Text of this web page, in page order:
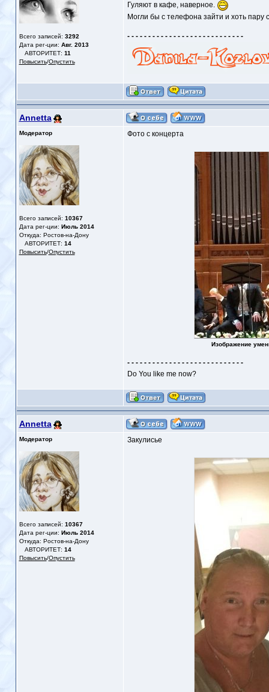
Всего записей: 3292
Дата рег-ции: Авг. 2013
АВТОРИТЕТ: 11
Повысить/Опустить
Гуляют в кафе, наверное.
Могли бы с телефона зайти и хоть пару
- - - - - - - - - - - - - - - - - - - - - - - - - - - -
Annetta
Модератор
Всего записей: 10367
Дата рег-ции: Июль 2014
Откуда: Ростов-на-Дону
АВТОРИТЕТ: 14
Повысить/Опустить
Фото с концерта
Изображение
- - - - - - - - - - - - - - - - - - - - - - - - - - - -
Do You like me now?
Annetta
Модератор
Всего записей: 10367
Дата рег-ции: Июль 2014
Откуда: Ростов-на-Дону
АВТОРИТЕТ: 14
Повысить/Опустить
Закулисье